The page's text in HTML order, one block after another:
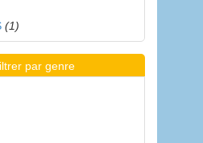
(1)
par genre